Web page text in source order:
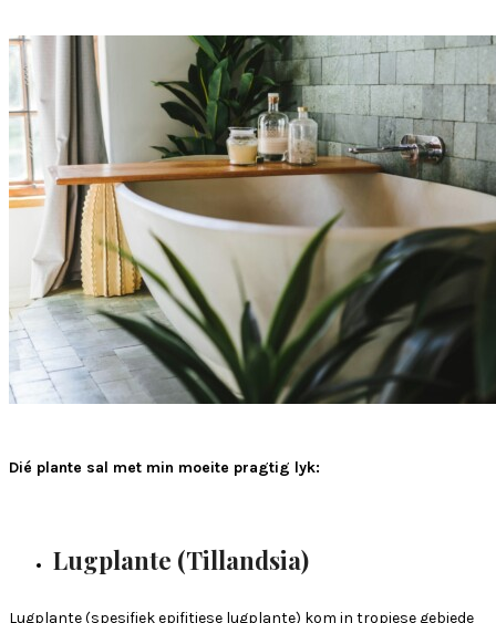
Dié plante sal met min moeite pragtig lyk:
Lugplante (Tillandsia)
Lugplante (spesifiek epifitiese lugplante) kom in tropiese gebiede